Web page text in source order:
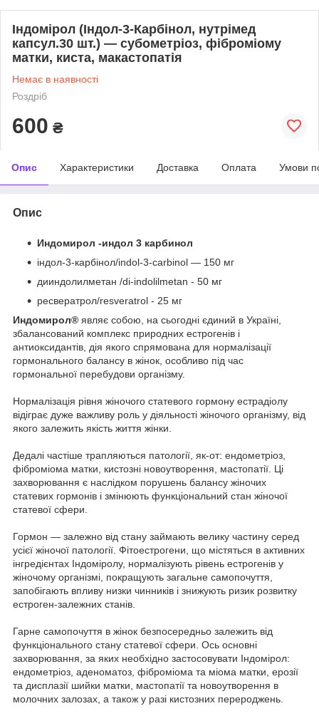
Індомірол (Індол-3-Карбінол, нутрімед
капсул.30 шт.) — субометріоз, фіброміому
матки, киста, макастопатія
Немає в наявності
Роздріб
600 ₴
Опис Характеристики Доставка Оплата Умови
Опис
Индомирол -индол 3 карбинол
індол-3-карбінол/indol-3-carbinol — 150 мг
дииндолилметан /di-indolilmetan - 50 мг
ресвератрол/resveratrol - 25 мг
Индомирол® являє собою, на сьогодні єдиний в Україні,
збалансований комплекс природних естрогенів і
антиоксидантів, дія якого спрямована для нормалізації
гормонального балансу в жінок, особливо під час
гормональної перебудови організму.
Нормалізація рівня жіночого статевого гормону естрадіолу
відіграє дуже важливу роль у діяльності жіночого організму, від
якого залежить якість життя жінки.
Дедалі частіше трапляються патології, як-от: ендометріоз,
фіброміома матки, кистозні новоутворення, мастопатії. Ці
захворювання є наслідком порушень балансу жіночих
статевих гормонів і змінюють функціональний стан жіночої
статевої сфери.
Гормон — залежно від стану займають велику частину серед
усієї жіночої патології. Фітоестрогени, що містяться в активних
інгредієнтах Індоміролу, нормалізують рівень естрогенів у
жіночому організмі, покращують загальне самопочуття,
запобігають впливу низки чинників і знижують ризик розвитку
естроген-залежних станів.
Гарне самопочуття в жінок безпосередньо залежить від
функціонального стану статевої сфери. Ось основні
захворювання, за яких необхідно застосовувати Індомірол:
ендометріоз, аденоматоз, фіброміома та міома матки, ерозії
та дисплазії шийки матки, мастопатії та новоутворення в
молочних залозах, а також у разі кистозних перероджень.